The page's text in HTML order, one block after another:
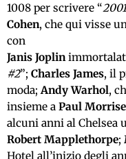
1008 per scrivere “
Cohen, che qui visse
con
Janis Joplin
#2”; Charles James, il
moda;Andy Warhol,
insieme a Paul
alcuni anni al Chelsea
Robert Mapplethorpe;
Hotel all’inizio degli